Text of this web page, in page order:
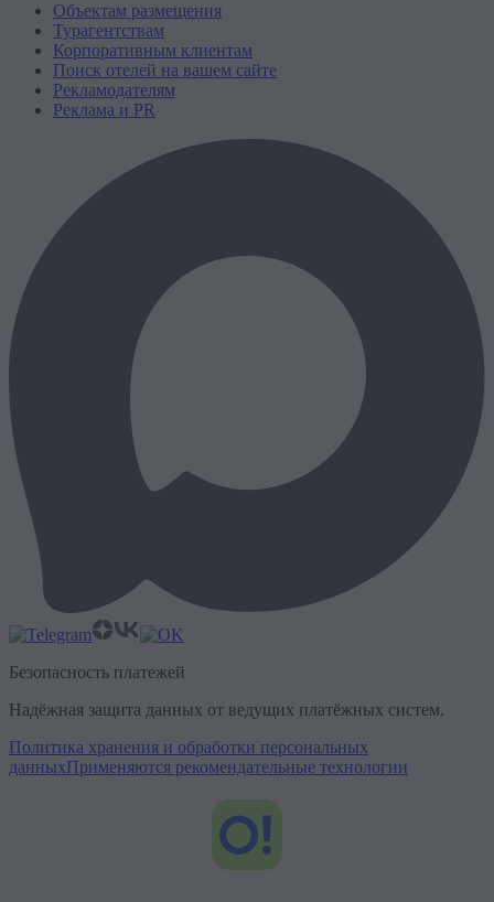
Объектам размещения
Турагентствам
Корпоративным клиентам
Поиск отелей на вашем сайте
Рекламодателям
Реклама и PR
Безопасность платежей
Надёжная защита данных от ведущих платёжных систем.
Политика хранения и обработки персональных
данныхПрименяются рекомендательные технологии